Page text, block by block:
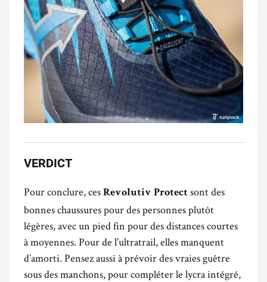
VERDICT
Pour conclure, ces Revolutiv Protect sont des
bonnes chaussures pour des personnes plutôt
légères, avec un pied fin pour des distances courtes
à moyennes. Pour de l’ultratrail, elles manquent
d’amorti. Pensez aussi à prévoir des vraies guêtre
sous des manchons, pour compléter le lycra intégré,